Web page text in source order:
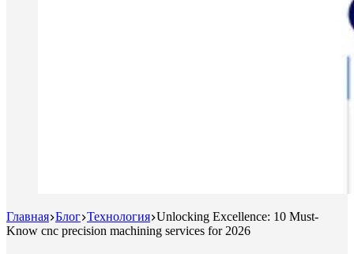
Главная Блог Технология Unlocking Excellence: 10 Must-
Know cnc precision machining services for 2026